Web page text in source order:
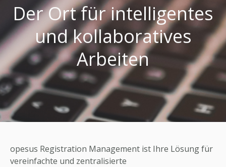
Der Ort für intelligentes
und kollaboratives
Arbeiten
opesus Registration Management ist Ihre Lösung für
vereinfachte und zentralisierte